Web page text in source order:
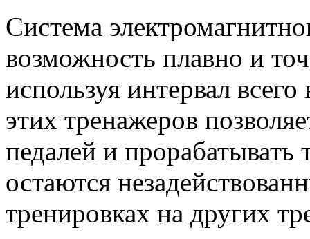
Система
возможность плавно и
используя интервал
этих тренажеров
педалей и
остаются
тренировках на других